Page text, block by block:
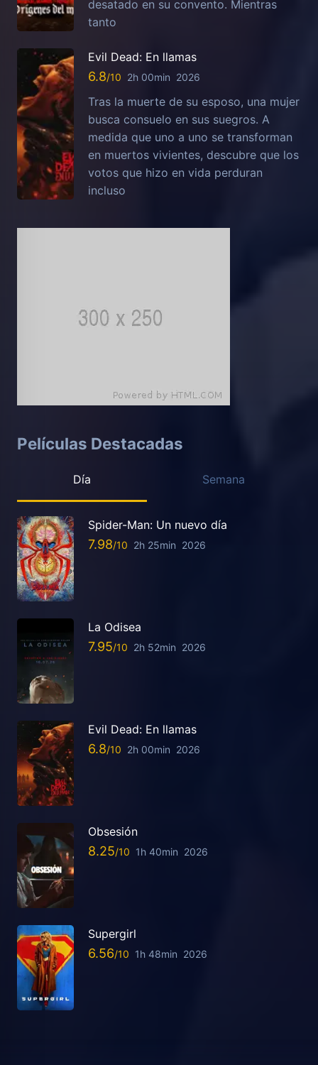
desatado en su convento. Mientras
tanto
Evil Dead: En llamas
6.8 2h 00min 2026
Tras la muerte de su esposo, una mujer
busca consuelo en sus suegros. A
medida que uno a uno se transforman
en muertos vivientes, descubre que los
votos que hizo en vida perduran
incluso
Películas Destacadas
Día Semana
Spider-Man: Un nuevo día
7.98 2h 25min 2026
La Odisea
7.95 2h 52min 2026
Evil Dead: En llamas
6.8 2h 00min 2026
Obsesión
8.25 1h 40min 2026
Supergirl
6.56 1h 48min 2026